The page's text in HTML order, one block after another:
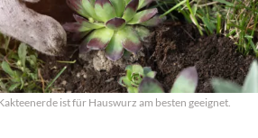
ist für Hauswurz am besten geeignet.